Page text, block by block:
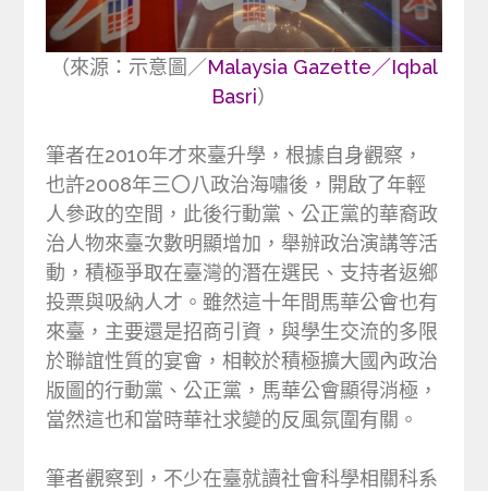
（來源：示意圖／Malaysia Gazette／Iqbal
Basri）
筆者在2010年才來臺升學，根據自身觀察，
也許2008年三〇八政治海嘯後，開啟了年輕
人參政的空間，此後行動黨、公正黨的華裔政
治人物來臺次數明顯增加，舉辦政治演講等活
動，積極爭取在臺灣的潛在選民、支持者返鄉
投票與吸納人才。雖然這十年間馬華公會也有
來臺，主要還是招商引資，與學生交流的多限
於聯誼性質的宴會，相較於積極擴大國內政治
版圖的行動黨、公正黨，馬華公會顯得消極，
當然這也和當時華社求變的反風氛圍有關。
筆者觀察到，不少在臺就讀社會科學相關科系